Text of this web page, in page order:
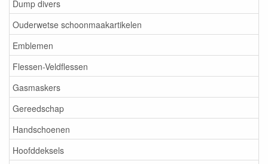
Dump divers
Ouderwetse schoonmaakartikelen
Emblemen
Flessen-Veldflessen
Gasmaskers
Gereedschap
Handschoenen
Hoofddeksels